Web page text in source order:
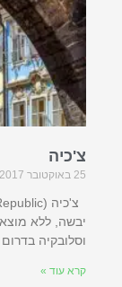
צ'כיה
25 באוקטובר 2017
יבשה, ללא מוצא
וסלובקיה
קרא עוד »